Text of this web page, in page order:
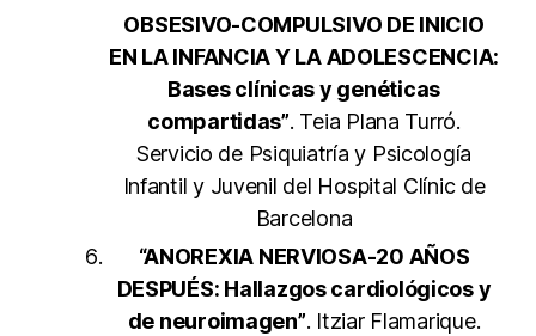
OBSESIVO-COMPULSIVO DE INICIO
EN LA INFANCIA Y LA ADOLESCENCIA:
Bases clínicas y genéticas
compartidas”. Teia Plana Turró.
Servicio de Psiquiatría y Psicología
Infantil y Juvenil del Hospital Clínic de
Barcelona
“ANOREXIA NERVIOSA-20 AÑOS
DESPUÉS: Hallazgos cardiológicos y
de neuroimagen”. Itziar Flamarique.